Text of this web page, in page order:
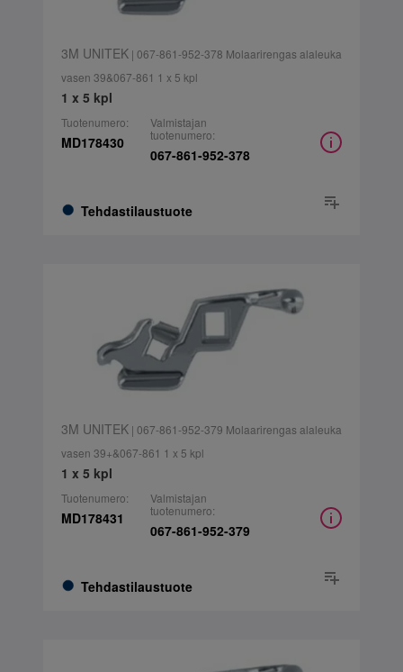
3M UNITEK| 067-861-952-378 Molaarirengas alaleuka
vasen 39&067-861 1 x 5 kpl
1 x 5 kpl
Tuotenumero:
MD178430
Tehdastilaustuote
Valmistajan
tuotenumero:
067-861-952-378
3M UNITEK| 067-861-952-379 Molaarirengas alaleuka
vasen 39+&067-861 1 x 5 kpl
1 x 5 kpl
Tuotenumero:
MD178431
Tehdastilaustuote
Valmistajan
tuotenumero:
067-861-952-379